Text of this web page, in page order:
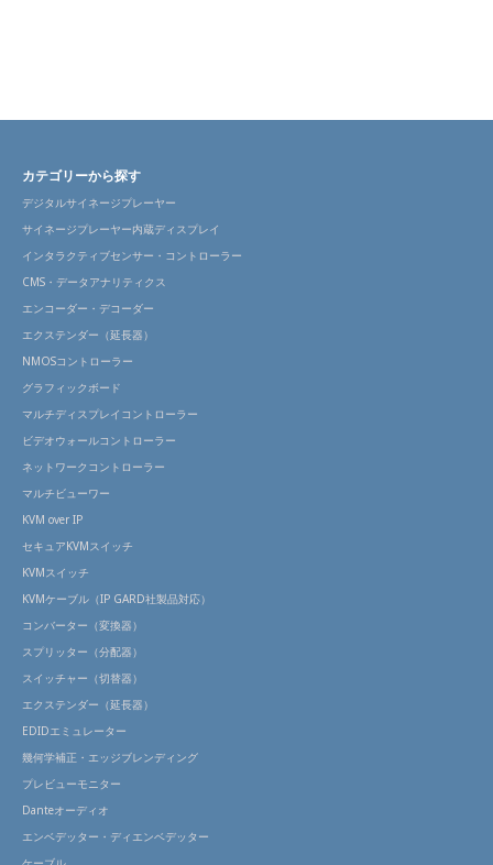
カテゴリーから探す
デジタルサイネージプレーヤー
サイネージプレーヤー内蔵ディスプレイ
インタラクティブセンサー・コントローラー
CMS・データアナリティクス
エンコーダー・デコーダー
エクステンダー（延長器）
NMOSコントローラー
グラフィックボード
マルチディスプレイコントローラー
ビデオウォールコントローラー
ネットワークコントローラー
マルチビューワー
KVM over IP
セキュアKVMスイッチ
KVMスイッチ
KVMケーブル（IP GARD社製品対応）
コンバーター（変換器）
スプリッター（分配器）
スイッチャー（切替器）
エクステンダー（延長器）
EDIDエミュレーター
幾何学補正・エッジブレンディング
プレビューモニター
Danteオーディオ
エンベデッター・ディエンベデッター